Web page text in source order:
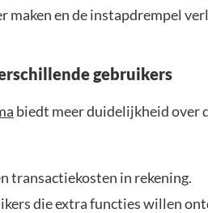
en de instapdrempel
gebruikers
biedt meer duidelijkheid over
transactiekosten in rekening.
die extra functies willen